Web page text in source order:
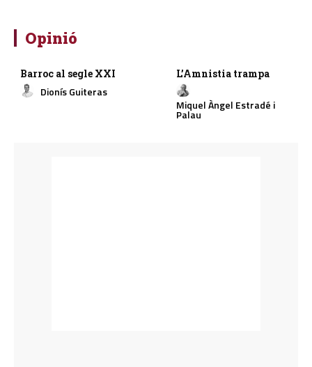
Opinió
Barroc al segle XXI
Dionís Guiteras
L’Amnistia trampa
Miquel Àngel Estradé i
Palau